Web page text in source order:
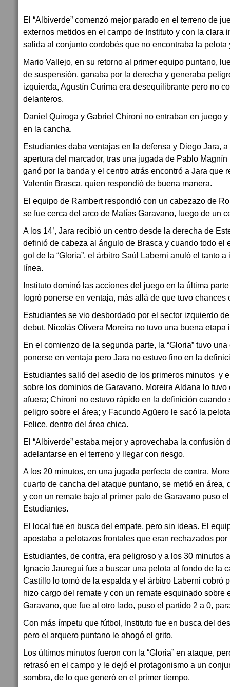
El “Albiverde” comenzó mejor parado en el terreno de
externos metidos en el campo de Instituto y con la clara
salida al conjunto cordobés que no encontraba la pelota
Mario Vallejo, en su retorno al primer equipo puntano,
de suspensión, ganaba por la derecha y generaba
izquierda, Agustín Curima era desequilibrante pero no
delanteros.
Daniel Quiroga y Gabriel Chironi no entraban en juego
en la cancha.
Estudiantes daba ventajas en la defensa y Diego Jara,
apertura del marcador, tras una jugada de Pablo
ganó por la banda y el centro atrás encontró a Jara que
Valentín Brasca, quien respondió de buena manera.
El equipo de Rambert respondió con un cabezazo de
se fue cerca del arco de Matías Garavano, luego de un
A los 14’, Jara recibió un centro desde la derecha de
definió de cabeza al ángulo de Brasca y cuando todo el
gol de la “Gloria”, el árbitro Saúl Laberni anuló el tanto
línea.
Instituto dominó las acciones del juego en la última
logró ponerse en ventaja, más allá de que tuvo chances
Estudiantes se vio desbordado por el sector izquierdo
debut, Nicolás Olivera Moreira no tuvo una buena etapa
En el comienzo de la segunda parte, la “Gloria” tuvo
ponerse en ventaja pero Jara no estuvo fino en la
Estudiantes salió del asedio de los primeros minutos y
sobre los dominios de Garavano. Moreira Aldana lo tuvo
afuera; Chironi no estuvo rápido en la definición cuando
peligro sobre el área; y Facundo Agüero le sacó la
Felice, dentro del área chica.
El “Albiverde” estaba mejor y aprovechaba la confusión
adelantarse en el terreno y llegar con riesgo.
A los 20 minutos, en una jugada perfecta de contra,
cuarto de cancha del ataque puntano, se metió en área,
y con un remate bajo al primer palo de Garavano puso
Estudiantes.
El local fue en busca del empate, pero sin ideas. El
apostaba a pelotazos frontales que eran rechazados por
Estudiantes, de contra, era peligroso y a los 30 minutos
Ignacio Jauregui fue a buscar una pelota al fondo de la
Castillo lo tomó de la espalda y el árbitro Laberni cobró
hizo cargo del remate y con un remate esquinado sobre
Garavano, que fue al otro lado, puso el partido 2 a 0,
Con más ímpetu que fútbol, Instituto fue en busca del
pero el arquero puntano le ahogó el grito.
Los últimos minutos fueron con la “Gloria” en ataque,
retrasó en el campo y le dejó el protagonismo a un
sombra, de lo que generó en el primer tiempo.